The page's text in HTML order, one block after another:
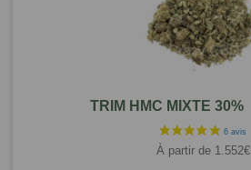
TRIM HMC MIXTE 30%
À partir de 1.552€